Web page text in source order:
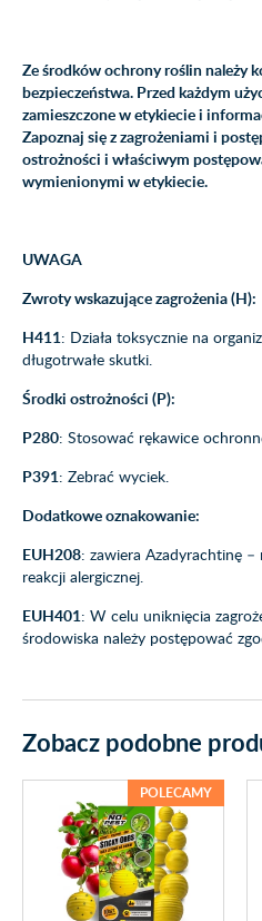
Ze środków ochrony roślin należy
bezpieczeństwa. Przed każdym
zamieszczone w etykiecie i
Zapoznaj się z zagrożeniami i
ostrożności i właściwym
wymienionymi w etykiecie.
UWAGA
Zwroty wskazujące zagrożenia (H):
H411: Działa toksycznie na
długotrwałe skutki.
Środki ostrożności (P):
P280: Stosować rękawice
P391: Zebrać wyciek.
Dodatkowe oznakowanie:
EUH208: zawiera Azadyrachtinę
reakcji alergicznej.
EUH401: W celu uniknięcia
środowiska należy postępować
Zobacz podobne
POLECAMY